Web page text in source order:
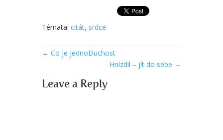
Témata: citát, srdce
← Co je jednoDuchost
Hnízdil – jít do sebe →
Leave a Reply